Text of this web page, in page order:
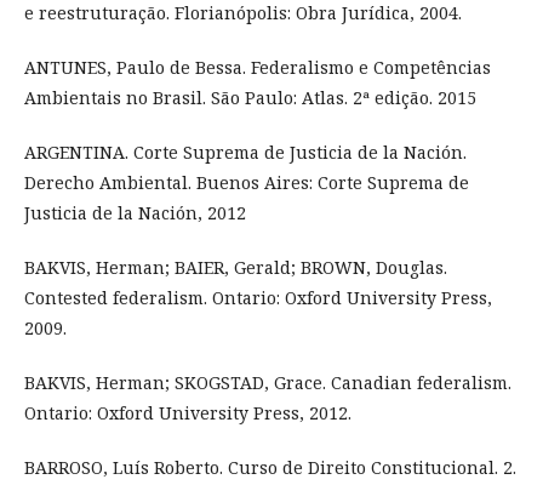
e reestruturação. Florianópolis: Obra Jurídica, 2004.
ANTUNES, Paulo de Bessa. Federalismo e Competências
Ambientais no Brasil. São Paulo: Atlas. 2ª edição. 2015
ARGENTINA. Corte Suprema de Justicia de la Nación.
Derecho Ambiental. Buenos Aires: Corte Suprema de
Justicia de la Nación, 2012
BAKVIS, Herman; BAIER, Gerald; BROWN, Douglas.
Contested federalism. Ontario: Oxford University Press,
2009.
BAKVIS, Herman; SKOGSTAD, Grace. Canadian federalism.
Ontario: Oxford University Press, 2012.
BARROSO, Luís Roberto. Curso de Direito Constitucional. 2.